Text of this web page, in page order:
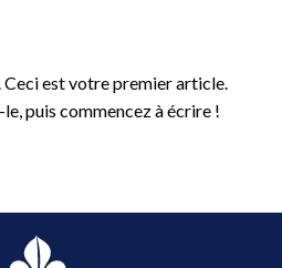
Ceci est votre premier article.
puis commencez à écrire !